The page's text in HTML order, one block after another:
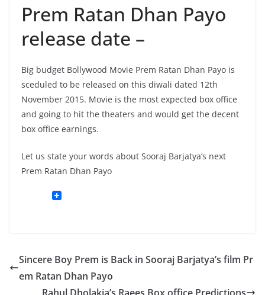
Prem Ratan Dhan Payo
release date –
Big budget Bollywood Movie Prem Ratan Dhan Payo is
sceduled to be released on this diwali dated 12th
November 2015. Movie is the most expected box office
and going to hit the theaters and would get the decent
box office earnings.
Let us state your words about Sooraj Barjatya’s next
Prem Ratan Dhan Payo
Sincere Boy Prem is Back in Sooraj Barjatya’s film Pr
em Ratan Dhan Payo